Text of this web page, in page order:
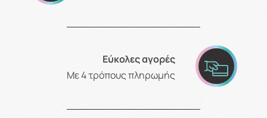
Εύκολες αγορές
Με 4 τρόπους πληρωμής